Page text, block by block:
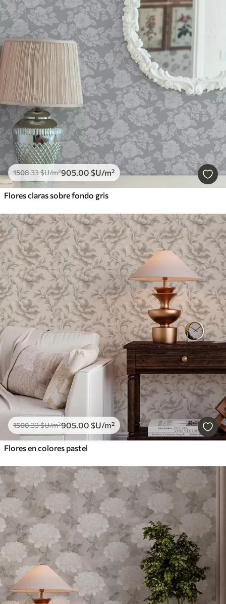
1508.33$U/m²905.00 $U/m²
Flores claras sobre fondo gris
1508.33$U/m²905.00 $U/m²
Flores en colores pastel